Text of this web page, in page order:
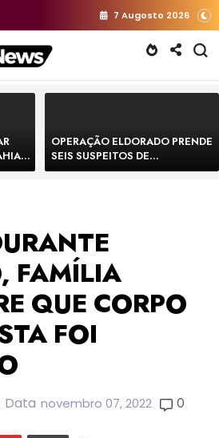
7 Augosto 2026
E
OPERAÇÃO ELDORADO PRENDE
SEIS SUSPEITOS DE
MOVIMENTAR R$ 25 MILHÕES
FAMÍLIA
QUE CORPO
FOI
Data novembro 07, 2022 0